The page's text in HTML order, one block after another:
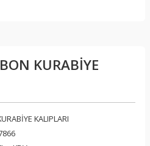
KURABİYE
KALIPLARI